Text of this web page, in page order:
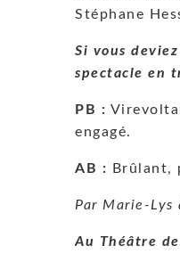
Stéphane
Si vous
spectacle en
PB :
engagé.
AB : Brûlant,
Par Marie-Lys
Au Théâtre